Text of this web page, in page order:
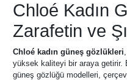
Chloé Kadın
Zarafetin ve
Chloé kadın güneş gözlükleri
yüksek kaliteyi bir araya getirir.
güneş gözlüğü modelleri,